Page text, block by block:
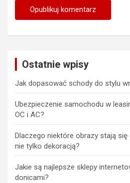
Ostatnie wpisy
Jak dopasować schody do stylu
Ubezpieczenie samochodu w
OC i AC?
Dlaczego niektóre obrazy stają
nie tylko dekoracją?
Jakie są najlepsze sklepy
donicami?